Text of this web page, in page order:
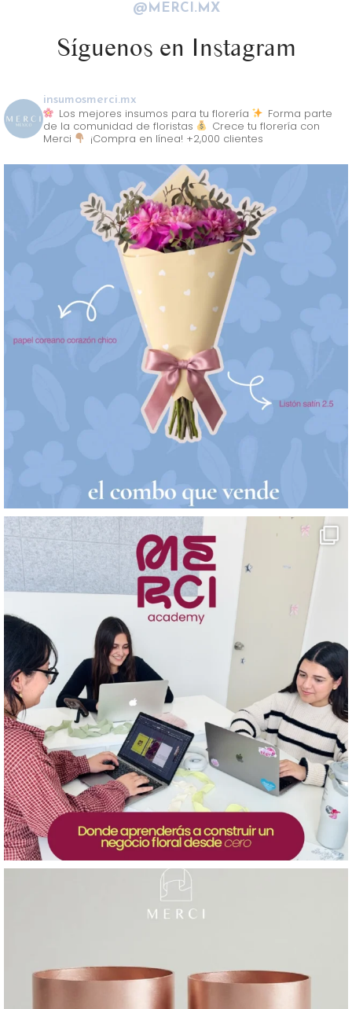
@MERCI.MX
Síguenos en Instagram
insumosmerci.mx
Los mejores insumos para tu florería
Forma parte
de la comunidad de floristas
Crece tu florería con
Merci
¡Compra en línea! +2,000 clientes